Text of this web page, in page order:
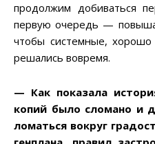
продолжим добиваться
первую очередь —
чтобы системные,
решались вовремя.
— Как показала
копий было сломано и
ломаться вокруг